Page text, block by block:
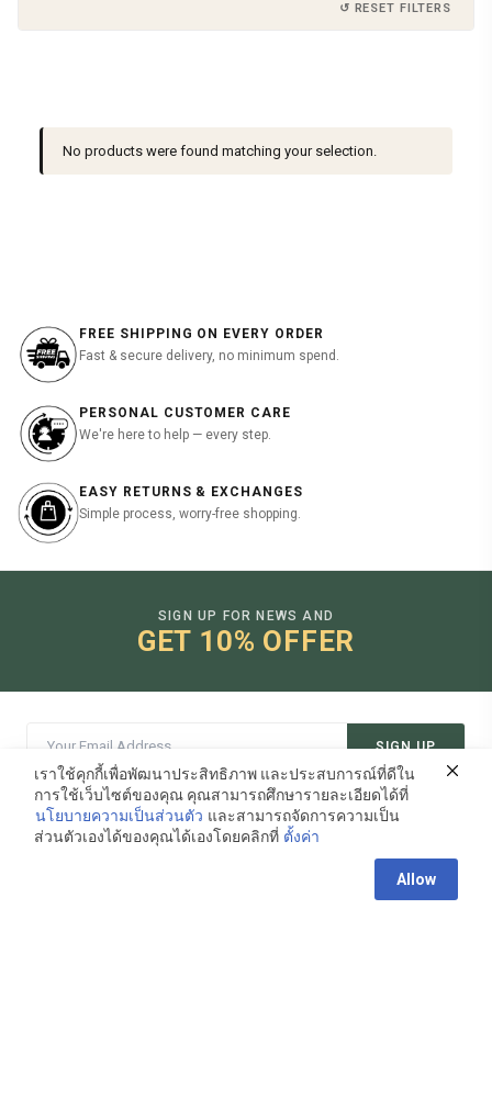
↺ RESET FILTERS
No products were found matching your selection.
FREE SHIPPING ON EVERY ORDER
Fast & secure delivery, no minimum spend.
PERSONAL CUSTOMER CARE
We're here to help — every step.
EASY RETURNS & EXCHANGES
Simple process, worry-free shopping.
SIGN UP FOR NEWS AND
GET 10% OFFER
SIGN UP
เราใช้คุกกี้เพื่อพัฒนาประสิทธิภาพ และประสบการณ์ที่ดีใน
การใช้เว็บไซต์ของคุณ คุณสามารถศึกษารายละเอียดได้ที่
นโยบายความเป็นส่วนตัว และสามารถจัดการความเป็น
ส่วนตัวเองได้ของคุณได้เองโดยคลิกที่ ตั้งค่า
Allow
Open